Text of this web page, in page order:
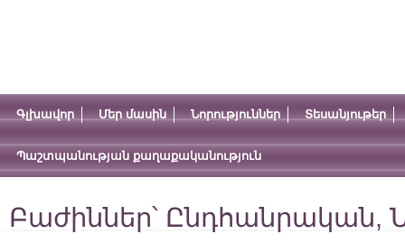
Գլխավոր Մեր մասին Նորություններ Տեսանյութեր
Պաշտպանության քաղաքականություն
Բաժիններ՝ Ընդհանրական,